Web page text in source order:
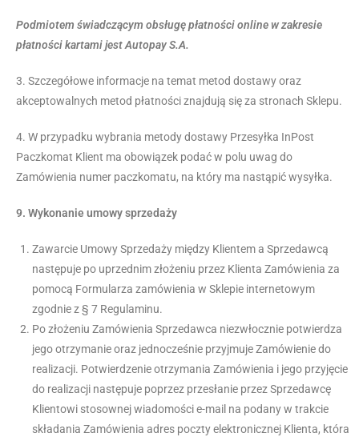
Podmiotem świadczącym obsługę płatności online w zakresie
płatności kartami jest Autopay S.A.
3. Szczegółowe informacje na temat metod dostawy oraz
akceptowalnych metod płatności znajdują się za stronach Sklepu.
4. W przypadku wybrania metody dostawy Przesyłka InPost
Paczkomat Klient ma obowiązek podać w polu uwag do
Zamówienia numer paczkomatu, na który ma nastąpić wysyłka.
9. Wykonanie umowy sprzedaży
Zawarcie Umowy Sprzedaży między Klientem a Sprzedawcą
następuje po uprzednim złożeniu przez Klienta Zamówienia za
pomocą Formularza zamówienia w Sklepie internetowym
zgodnie z § 7 Regulaminu.
Po złożeniu Zamówienia Sprzedawca niezwłocznie potwierdza
jego otrzymanie oraz jednocześnie przyjmuje Zamówienie do
realizacji. Potwierdzenie otrzymania Zamówienia i jego przyjęcie
do realizacji następuje poprzez przesłanie przez Sprzedawcę
Klientowi stosownej wiadomości e-mail na podany w trakcie
składania Zamówienia adres poczty elektronicznej Klienta, która